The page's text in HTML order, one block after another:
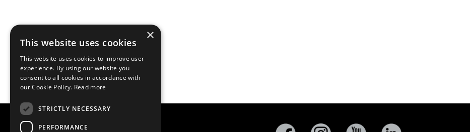
×
This website uses cookies
This website uses cookies to improve user
experience. By using our website you
consent to all cookies in accordance with
our Cookie Policy. Read more
STRICTLY NECESSARY
PERFORMANCE